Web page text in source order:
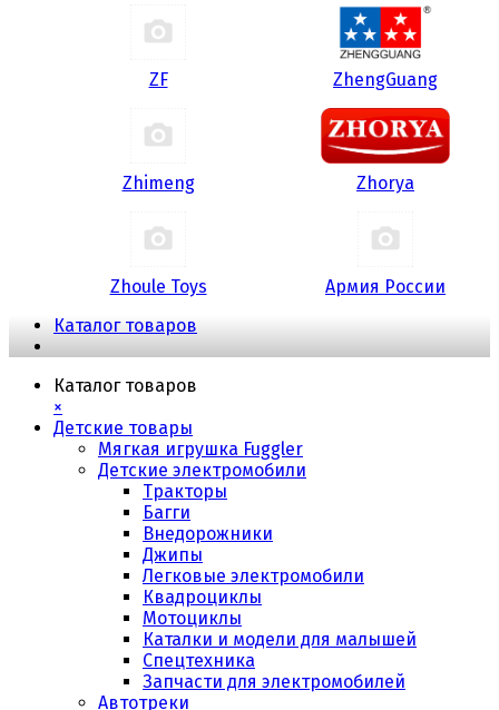
ZF ZhengGuang
Zhimeng Zhorya
Zhoule Toys
Армия России
Каталог товаров
Каталог товаров
×
Детские товары
Мягкая игрушка Fuggler
Детские электромобили
Тракторы
Багги
Внедорожники
Джипы
Легковые электромобили
Квадроциклы
Мотоциклы
Каталки и модели для малышей
Спецтехника
Запчасти для электромобилей
Автотреки